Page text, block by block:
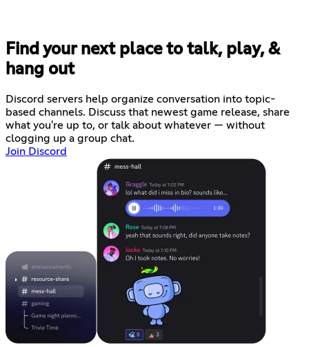
Find your next place to talk, play, &
hang out
Discord servers help organize conversation into topic-
based channels. Discuss that newest game release, share
what you're up to, or talk about whatever — without
clogging up a group chat.
Join Discord